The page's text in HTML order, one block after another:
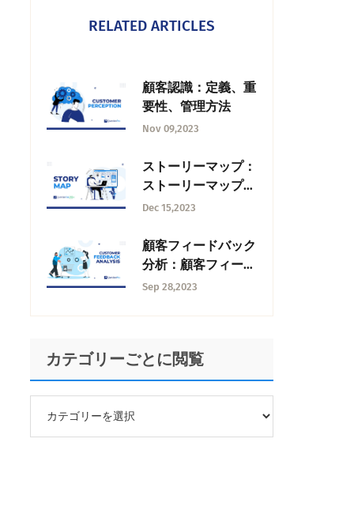
RELATED ARTICLES
顧客認識：定義、重
要性、管理方法
Nov 09,2023
ストーリーマップ：
ストーリーマップと
は何か？
Dec 15,2023
顧客フィードバック
分析：顧客フィード
バック分析とは何
Sep 28,2023
カテゴリーごとに閲覧
ゴ